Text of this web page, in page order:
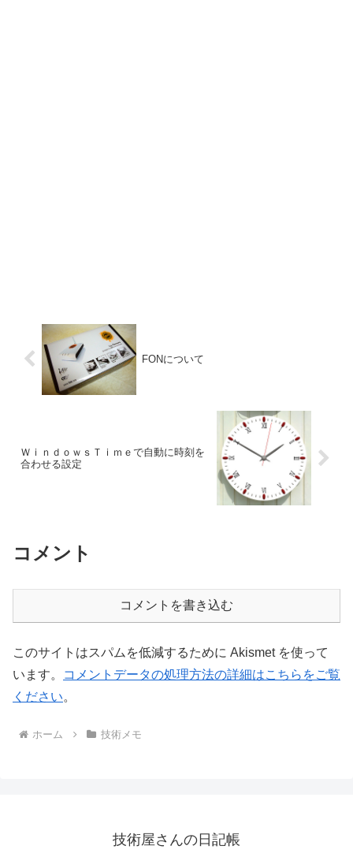
FONについて
ＷｉｎｄｏｗｓＴｉｍｅで自動に時刻を
合わせる設定
コメント
コメントを書き込む
このサイトはスパムを低減するために Akismet を使って
います。
コメントデータの処理方法の詳細はこちらをご覧
ください。
ホーム 技術メモ
技術屋さんの日記帳